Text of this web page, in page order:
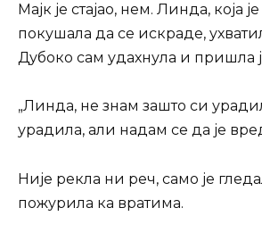
Мајк је стајао, нем. Линда, која
покушала да се искраде,
Дубоко сам удахнула и пришла
„Линда, не знам зашто си
урадила, али надам се да је
Није рекла ни реч, само је
пожурила ка вратима.